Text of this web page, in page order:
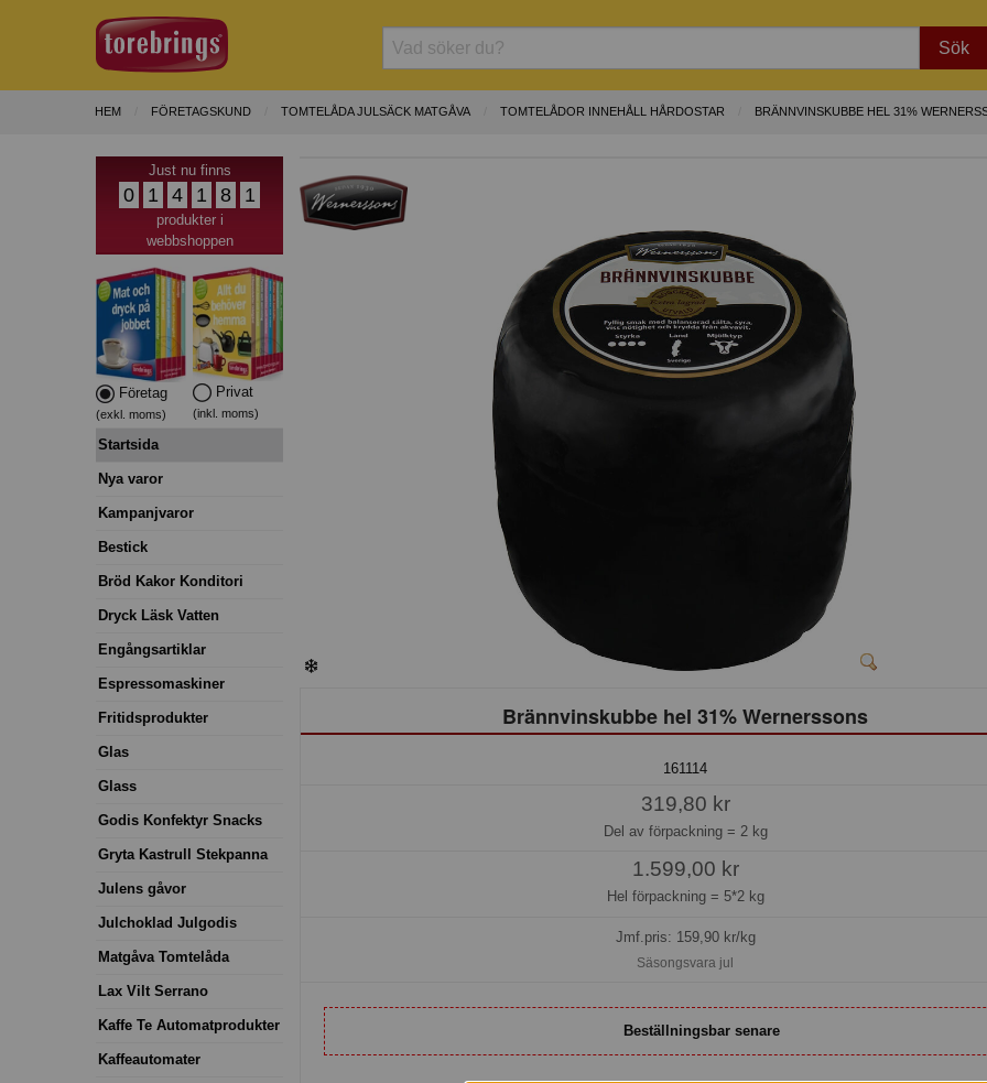
Sök
HEM FÖRETAGSKUND TOMTELÅDA JULSÄCK MATGÅVA TOMTELÅDOR INNEHÅLL HÅRDOSTAR BRÄNNVINSKUBBE HEL 31%
Just nu finns
0 1 4 1 8 1
produkter i
webbshoppen
Företag
(exkl. moms)
Privat
(inkl. moms)
Startsida
Nya varor
Kampanjvaror
Bestick
Bröd Kakor Konditori
Dryck Läsk Vatten
Engångsartiklar
Espressomaskiner
Fritidsprodukter
Glas
Glass
Godis Konfektyr Snacks
Gryta Kastrull Stekpanna
Julens gåvor
Julchoklad Julgodis
Matgåva Tomtelåda
Lax Vilt Serrano
Kaffe Te Automatprodukter
Kaffeautomater
Brännvinskubbe hel 31% Wernerssons
161114
319,80 kr
Del av förpackning = 2 kg
1.599,00 kr
Hel förpackning = 5*2 kg
Jmf.pris: 159,90kr/kg
Säsongsvara jul
Beställningsbar senare